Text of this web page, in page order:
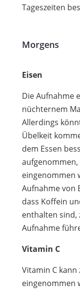
Tageszeiten
Morgens
Eisen
Die Aufnahme
nüchternem
Allerdings
Übelkeit
dem Essen
eingenommen
Aufnahme von
dass Koffein
enthalten sind,
Aufnahme
Vitamin C
Vitamin C kann
eingenommen